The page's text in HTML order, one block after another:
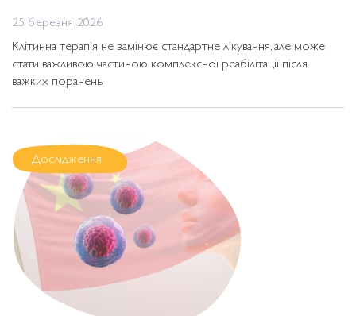
25 березня 2026
Клітинна терапія не замінює стандартне лікування, але може
стати важливою частиною комплексної реабілітації після
важких поранень
Дослідження